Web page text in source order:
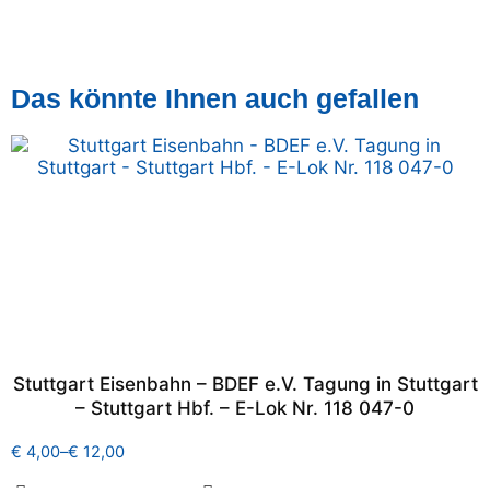
Das könnte Ihnen auch gefallen
Stuttgart Eisenbahn – BDEF e.V. Tagung in Stuttgart
– Stuttgart Hbf. – E-Lok Nr. 118 047-0
€ 4,00–€ 12,00